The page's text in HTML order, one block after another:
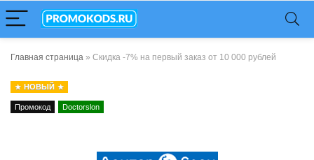
Главная страница » Скидка -7% на первый заказ от 10 000 рублей
НОВЫЙ
Промокод Doctorslon